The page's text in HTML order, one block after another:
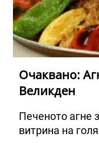
Очаквано:
Великден
Печеното агне
витрина на